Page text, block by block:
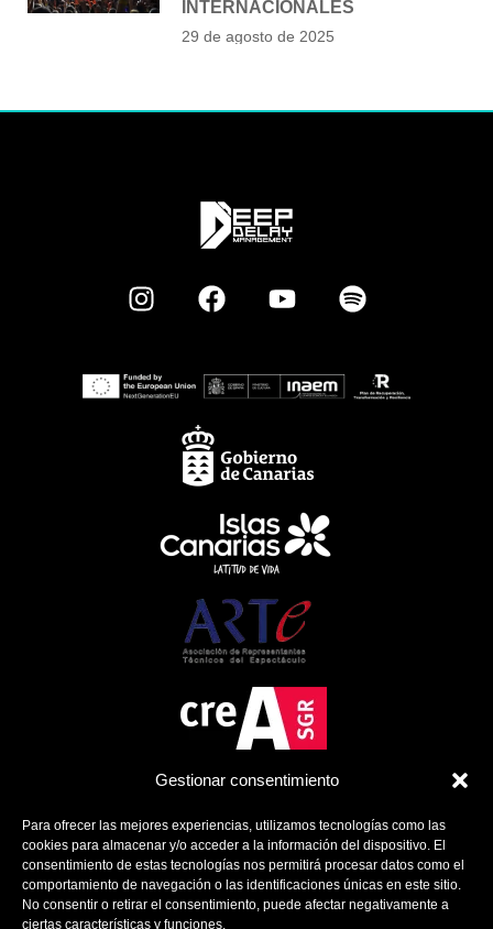
Gestionar consentimiento
Para ofrecer las mejores experiencias, utilizamos tecnologías como las
cookies para almacenar y/o acceder a la información del dispositivo. El
consentimiento de estas tecnologías nos permitirá procesar datos como el
comportamiento de navegación o las identificaciones únicas en este sitio.
No consentir o retirar el consentimiento, puede afectar negativamente a
ciertas características y funciones.
INTERNACIONALES
29 de agosto de 2025